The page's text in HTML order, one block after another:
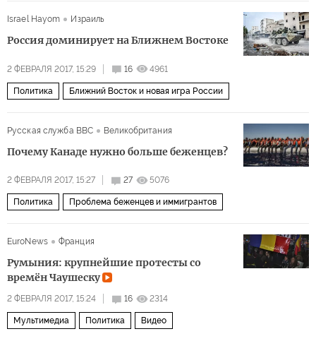
Israel Hayom Израиль
Россия доминирует на Ближнем Востоке
2 ФЕВРАЛЯ 2017, 15:29 16 4961
Политика Ближний Восток и новая игра России
Русская служба BBC Великобритания
Почему Канаде нужно больше беженцев?
2 ФЕВРАЛЯ 2017, 15:27 27 5076
Политика Проблема беженцев и иммигрантов
EuroNews Франция
Румыния: крупнейшие протесты со
времён Чаушеску
2 ФЕВРАЛЯ 2017, 15:24 16 2314
Мультимедиа Политика Видео